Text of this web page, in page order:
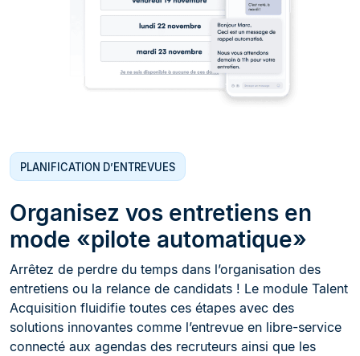
PLANIFICATION D’ENTREVUES
Organisez vos entretiens en
mode «pilote automatique»
Arrêtez de perdre du temps dans l’organisation des
entretiens ou la relance de candidats ! Le module Talent
Acquisition fluidifie toutes ces étapes avec des
solutions innovantes comme l’entrevue en libre-service
connecté aux agendas des recruteurs ainsi que les